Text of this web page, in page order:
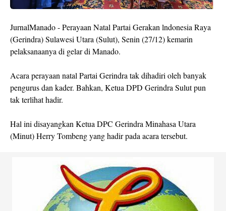
JurnalManado - Perayaan Natal Partai Gerakan lndonesia Raya
(Gerindra) Sulawesi Utara (Sulut), Senin (27/12) kemarin
pelaksanaanya di gelar di Manado.
Acara perayaan natal Partai Gerindra tak dihadiri oleh banyak
pengurus dan kader. Bahkan, Ketua DPD Gerindra Sulut pun
tak terlihat hadir.
Hal ini disayangkan Ketua DPC Gerindra Minahasa Utara
(Minut) Herry Tombeng yang hadir pada acara tersebut.